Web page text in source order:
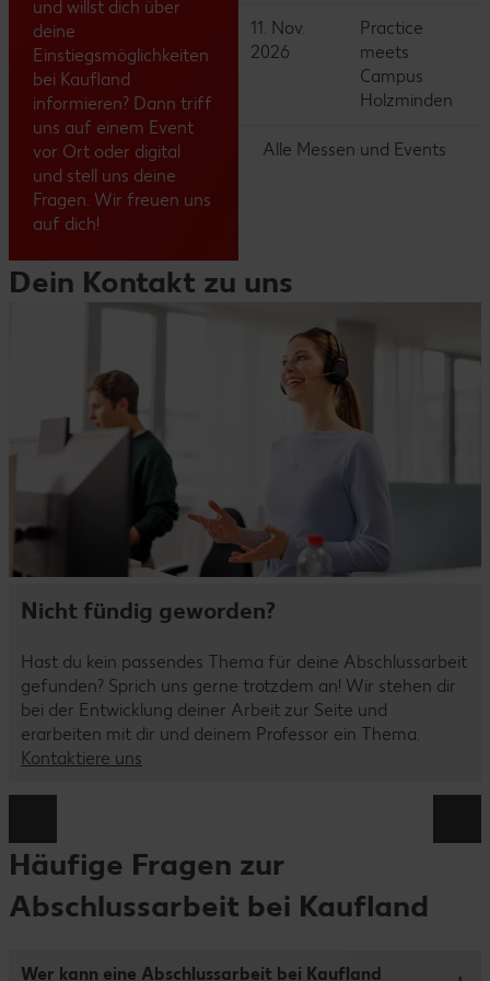
Kaufland? Wie viele Filialen gibt es und was macht
uns als Unternehmen besonders? Schau gerne auch
bei #teamkaufland auf Social Media vorbei.
Bereite Fragen vor: Hast du Fragen zum Ablauf, den
Arbeitszeiten oder zum Team? Nutze die Chance,
Fragen zu stellen und uns so besser kennenzulernen.
und willst dich über
deine
Einstiegsmöglichkeiten
bei Kaufland
informieren? Dann triff
uns auf einem Event
vor Ort oder digital
und stell uns deine
Fragen. Wir freuen uns
auf dich!
11. Nov.
2026
Practice
meets
Campus
Holzminden
Alle Messen und Events
Dein Kontakt zu uns
Nicht fündig geworden?
Hast du kein passendes Thema für deine Abschlussarbeit
gefunden? Sprich uns gerne trotzdem an! Wir stehen dir
bei der Entwicklung deiner Arbeit zur Seite und
erarbeiten mit dir und deinem Professor ein Thema.
Kontaktiere uns
Häufige Fragen zur
Abschlussarbeit bei Kaufland
Wer kann eine Abschlussarbeit bei Kaufland